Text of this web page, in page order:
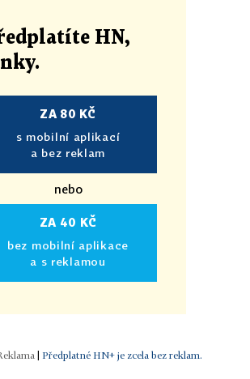
HN,
.
ZA 80 KČ
s mobilní aplikací
a bez reklam
nebo
ZA 40 KČ
bez mobilní aplikace
a s reklamou
| Předplatné HN+ je zcela bez reklam.